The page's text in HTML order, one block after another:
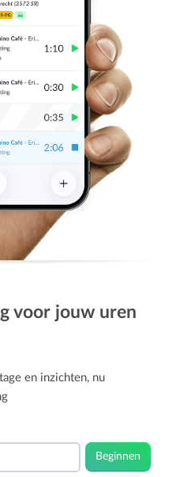
voor jouw uren
en inzichten, nu
Beginnen